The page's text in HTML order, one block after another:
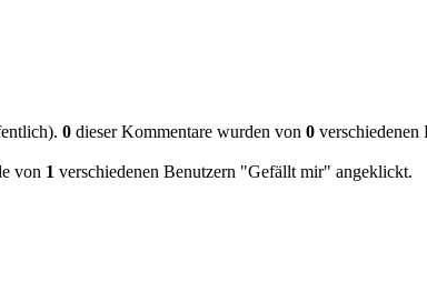
0 dieser Kommentare wurden von 0 verschiedenen
von 1 verschiedenen Benutzern "Gefällt mir" angeklickt.